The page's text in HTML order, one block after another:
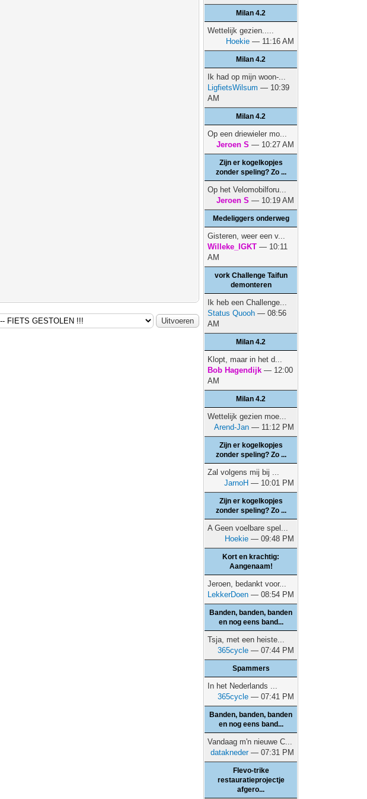
Milan 4.2
Wettelijk gezien.....
Hoekie — 11:16 AM
Milan 4.2
Ik had op mijn woon-...
LigfietsWilsum — 10:39
AM
Milan 4.2
Op een driewieler mo...
Jeroen S — 10:27 AM
Zijn er kogelkopjes
zonder speling? Zo ...
Op het Velomobilforu...
Jeroen S — 10:19 AM
Medeliggers onderweg
Gisteren, weer een v...
Willeke_IGKT — 10:11
AM
vork Challenge Taifun
demonteren
Ik heb een Challenge...
Status Quooh — 08:56
AM
Milan 4.2
Klopt, maar in het d...
Bob Hagendijk — 12:00
AM
Milan 4.2
Wettelijk gezien moe...
Arend-Jan — 11:12 PM
Zijn er kogelkopjes
zonder speling? Zo ...
Zal volgens mij bij ...
JarnoH — 10:01 PM
Zijn er kogelkopjes
zonder speling? Zo ...
A Geen voelbare spel...
Hoekie — 09:48 PM
Kort en krachtig:
Aangenaam!
Jeroen, bedankt voor...
LekkerDoen — 08:54 PM
Banden, banden, banden
en nog eens band...
Tsja, met een heiste...
365cycle — 07:44 PM
Spammers
In het Nederlands ...
365cycle — 07:41 PM
Banden, banden, banden
en nog eens band...
Vandaag m'n nieuwe C...
datakneder— 07:31 PM
Flevo-trike
restauratieprojectje
afgero...